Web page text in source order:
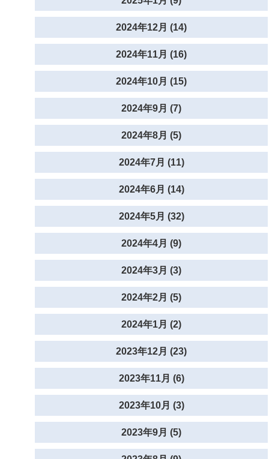
2024年12月 (14)
2024年11月 (16)
2024年10月 (15)
2024年9月 (7)
2024年8月 (5)
2024年7月 (11)
2024年6月 (14)
2024年5月 (32)
2024年4月 (9)
2024年3月 (3)
2024年2月 (5)
2024年1月 (2)
2023年12月 (23)
2023年11月 (6)
2023年10月 (3)
2023年9月 (5)